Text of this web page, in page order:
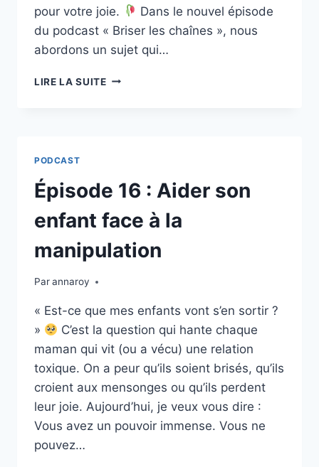
pour votre joie.
Dans le nouvel épisode
du podcast « Briser les chaînes », nous
abordons un sujet qui…
LIRE LA SUITEÉPISODE
PODCAST
Épisode 16 : Aider son
enfant face à la
manipulation
Parannaroy
« Est-ce que mes enfants vont s’en sortir ?
»
C’est la question qui hante chaque
maman qui vit (ou a vécu) une relation
toxique. On a peur qu’ils soient brisés, qu’ils
croient aux mensonges ou qu’ils perdent
leur joie. Aujourd’hui, je veux vous dire :
Vous avez un pouvoir immense. Vous ne
pouvez…